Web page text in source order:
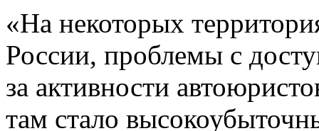
«На некоторых
России, проблемы с
за активности
там стало